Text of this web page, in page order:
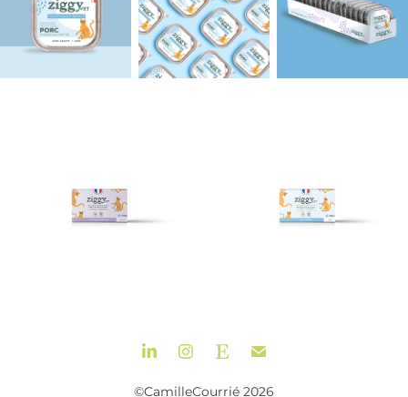
©CamilleCourrié 2026